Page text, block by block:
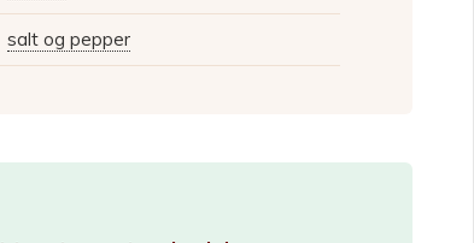
salt og pepper